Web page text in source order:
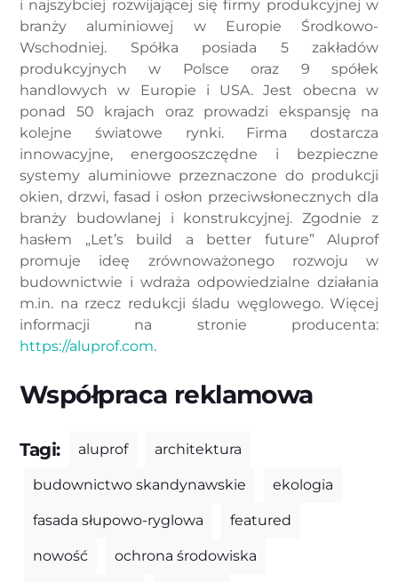
i najszybciej rozwijającej się firmy produkcyjnej w
branży aluminiowej w Europie Środkowo-
Wschodniej. Spółka posiada 5 zakładów
produkcyjnych w Polsce oraz 9 spółek
handlowych w Europie i USA. Jest obecna w
ponad 50 krajach oraz prowadzi ekspansję na
kolejne światowe rynki. Firma dostarcza
innowacyjne, energooszczędne i bezpieczne
systemy aluminiowe przeznaczone do produkcji
okien, drzwi, fasad i osłon przeciwsłonecznych dla
branży budowlanej i konstrukcyjnej. Zgodnie z
hasłem „Let’s build a better future” Aluprof
promuje ideę zrównoważonego rozwoju w
budownictwie i wdraża odpowiedzialne działania
m.in. na rzecz redukcji śladu węglowego. Więcej
informacji na stronie producenta:
https://aluprof.com.
Współpraca reklamowa
Tagi: aluprof architektura
budownictwo skandynawskie ekologia
fasada słupowo-ryglowa featured
nowość ochrona środowiska